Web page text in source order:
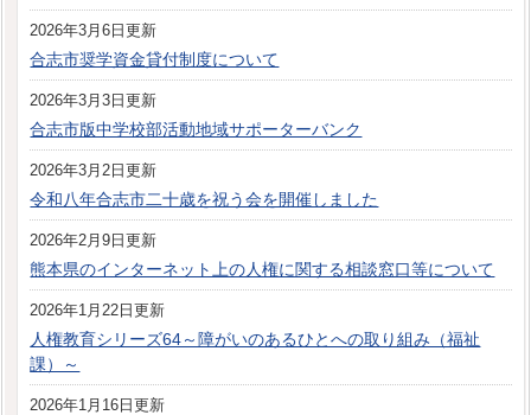
2026年3月6日更新
合志市奨学資金貸付制度について
2026年3月3日更新
合志市版中学校部活動地域サポーターバンク
2026年3月2日更新
令和八年合志市二十歳を祝う会を開催しました
2026年2月9日更新
熊本県のインターネット上の人権に関する相談窓口等について
2026年1月22日更新
人権教育シリーズ64～障がいのあるひとへの取り組み（福祉
課）～
2026年1月16日更新